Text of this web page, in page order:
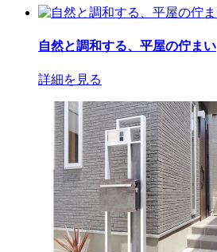
自然と調和する、平屋の佇まい
詳細を見る